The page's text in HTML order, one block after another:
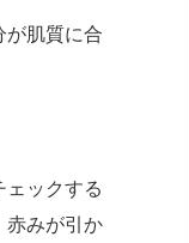
が肌質に合
ェックする
赤みが引か